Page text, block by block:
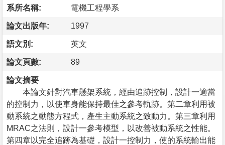
系所名稱: 電機工程學系
論文出版年: 1997
語文別: 英文
論文頁數: 89
論文摘要
本論文針對汽車懸架系統，經由追跡控制，設計一適當
的控制力，以使車身能保持最佳之參考軌跡。第二章利用被
動系統之動態方程式，產生主動系統之致動力。第三章利用
MRAC之法則，設計一參考模型，以改善被動系統之性能。
第四章以完全追跡為基礎，設計一控制力，使的系統輸出能